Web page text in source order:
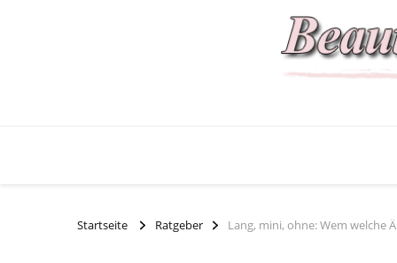
Startseite Ratgeber Lang, mini, ohne: Wem welche